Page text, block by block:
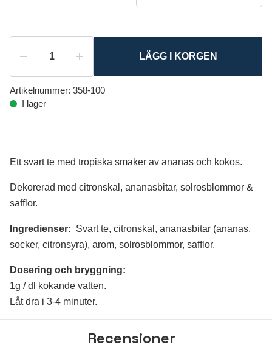
LÄGG I KORGEN
Artikelnummer: 358-100
I lager
Ett svart te med tropiska smaker av ananas och kokos.
Dekorerad med citronskal, ananasbitar, solrosblommor &
safflor.
Ingredienser: Svart te, citronskal, ananasbitar (ananas,
socker, citronsyra), arom, solrosblommor, safflor.
Dosering och bryggning:
1g / dl kokande vatten.
Låt dra i 3-4 minuter.
Recensioner